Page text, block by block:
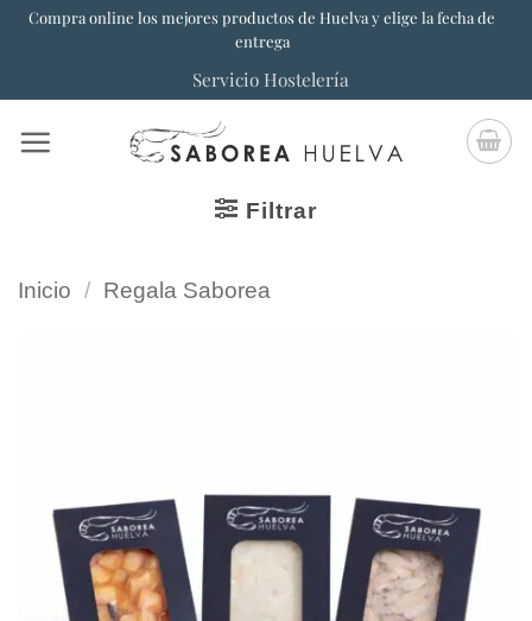
SaltarCompra online los mejores productos de Huelva y elige la fecha de
entrega
Servicio Hostelería
Filtrar
Inicio / Regala Saborea